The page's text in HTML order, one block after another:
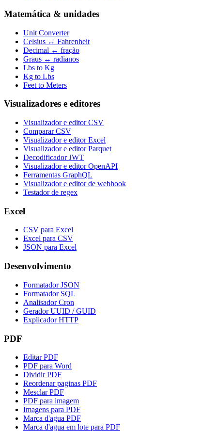
Matemática & unidades
Unit Converter
Celsius ↔ Fahrenheit
Decimal ↔ fração
Graus ↔ radianos
Lbs to Kg
Kg to Lbs
Feet to Meters
Visualizadores e editores
Visualizador e editor CSV
Comparar CSV
Visualizador e editor Excel
Visualizador e editor Parquet
Decodificador JWT
Visualizador e editor OpenAPI
Ferramentas GraphQL
Visualizador e editor de webhook
Testador de regex
Excel
CSV para Excel
Excel para CSV
JSON para Excel
Desenvolvimento
Formatador JSON
Formatador SQL
Analisador Cron
Gerador UUID / GUID
Explicador HTTP
PDF
Editar PDF
PDF para Word
Dividir PDF
Reordenar paginas PDF
Mesclar PDF
PDF para imagem
Imagens para PDF
Marca d'agua PDF
Marca d'agua em lote para PDF